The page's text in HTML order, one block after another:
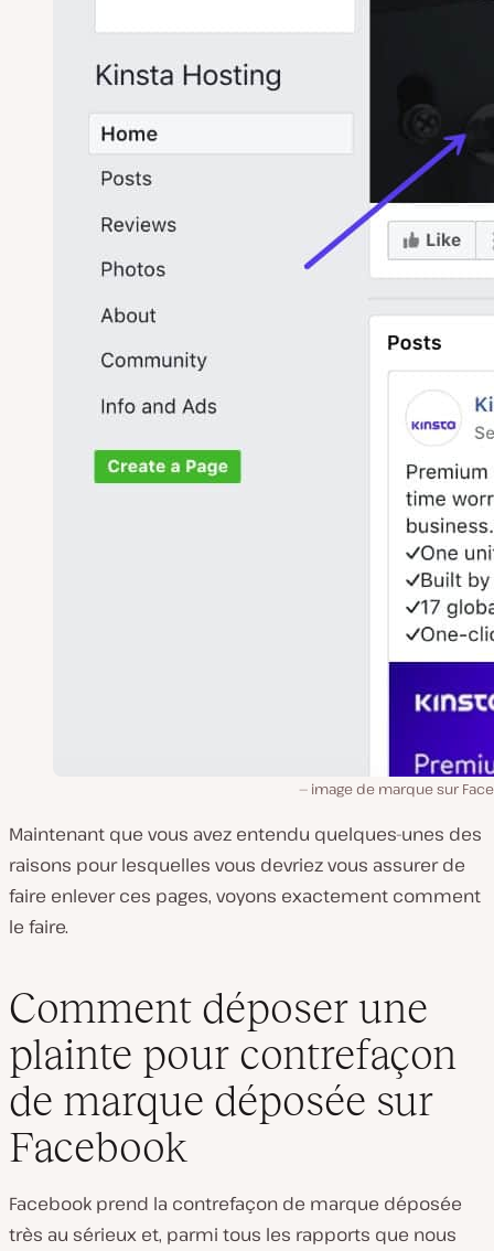
image de marque sur
Maintenant que vous avez entendu quelques-unes des
raisons pour lesquelles vous devriez vous assurer de
faire enlever ces pages, voyons exactement comment
le faire.
Comment déposer une
plainte pour contrefaçon
de marque déposée sur
Facebook
Facebook prend la contrefaçon de marque déposée
très au sérieux et, parmi tous les rapports que nous